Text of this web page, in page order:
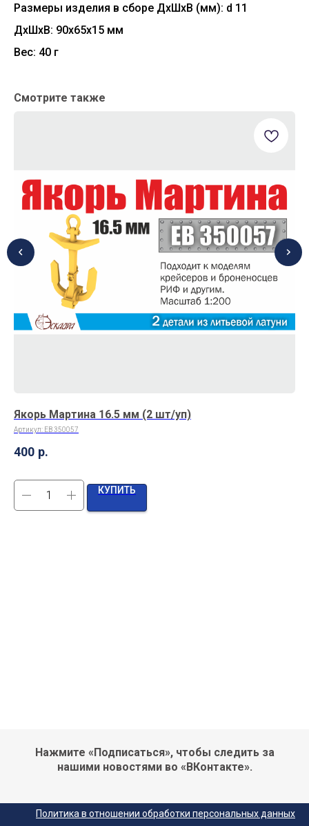
Размеры изделия в сборе ДхШхВ (мм): d 11
ДxШxВ: 90x65x15 мм
Вес: 40 г
Смотрите также
Якорь Мартина 16.5 мм (2 шт/уп)
Артикул: EB 350057
400 р.
КУПИТЬ
Нажмите «Подписаться», чтобы следить за
нашими новостями во «ВКонтакте».
Политика в отношении обработки персональных данных